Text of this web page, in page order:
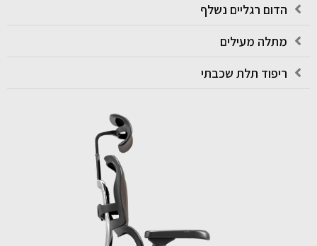
הדום רגליים נשלף
מתלה מעילים
ריפוד תלת שכבתי